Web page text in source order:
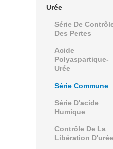
Urée
Série De
Des Pertes
Acide
Polyaspartique-
Urée
Série Commune
Série D'acide
Humique
Contrôle De La
Libération D'urée